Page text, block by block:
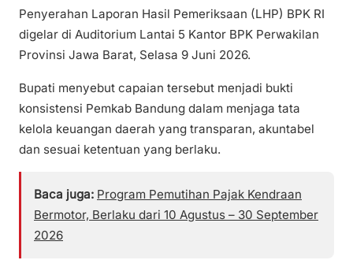
Penyerahan Laporan Hasil Pemeriksaan (LHP) BPK RI
digelar di Auditorium Lantai 5 Kantor BPK Perwakilan
Provinsi Jawa Barat, Selasa 9 Juni 2026.
Bupati menyebut capaian tersebut menjadi bukti
konsistensi Pemkab Bandung dalam menjaga tata
kelola keuangan daerah yang transparan, akuntabel
dan sesuai ketentuan yang berlaku.
Baca juga: Program Pemutihan Pajak Kendraan
Bermotor, Berlaku dari 10 Agustus – 30 September
2026